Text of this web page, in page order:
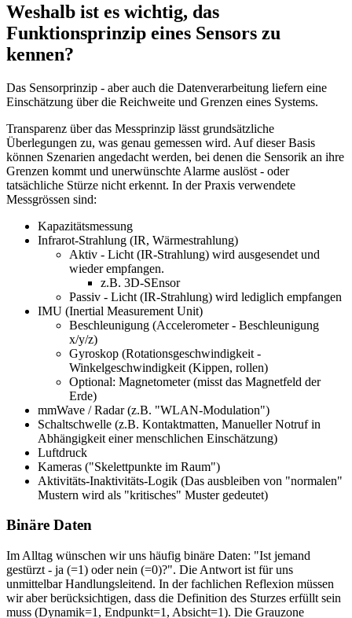
Weshalb ist es wichtig, das
Funktionsprinzip eines Sensors zu
kennen?
Das Sensorprinzip - aber auch die Datenverarbeitung liefern eine
Einschätzung über die Reichweite und Grenzen eines Systems.
Transparenz über das Messprinzip lässt grundsätzliche
Überlegungen zu, was genau gemessen wird. Auf dieser Basis
können Szenarien angedacht werden, bei denen die Sensorik an ihre
Grenzen kommt und unerwünschte Alarme auslöst - oder
tatsächliche Stürze nicht erkennt. In der Praxis verwendete
Messgrössen sind:
Kapazitätsmessung
Infrarot-Strahlung (IR, Wärmestrahlung)
Aktiv - Licht (IR-Strahlung) wird ausgesendet und
wieder empfangen.
z.B. 3D-SEnsor
Passiv - Licht (IR-Strahlung) wird lediglich empfangen
IMU (Inertial Measurement Unit)
Beschleunigung (Accelerometer - Beschleunigung
x/y/z)
Gyroskop (Rotationsgeschwindigkeit -
Winkelgeschwindigkeit (Kippen, rollen)
Optional: Magnetometer (misst das Magnetfeld der
Erde)
mmWave / Radar (z.B. "WLAN-Modulation")
Schaltschwelle (z.B. Kontaktmatten, Manueller Notruf in
Abhängigkeit einer menschlichen Einschätzung)
Luftdruck
Kameras ("Skelettpunkte im Raum")
Aktivitäts-Inaktivitäts-Logik (Das ausbleiben von "normalen"
Mustern wird als "kritisches" Muster gedeutet)
Binäre Daten
Im Alltag wünschen wir uns häufig binäre Daten: "Ist jemand
gestürzt - ja (=1) oder nein (=0)?". Die Antwort ist für uns
unmittelbar Handlungsleitend. In der fachlichen Reflexion müssen
wir aber berücksichtigen, dass die Definition des Sturzes erfüllt sein
muss (Dynamik=1, Endpunkt=1, Absicht=1). Die Grauzone